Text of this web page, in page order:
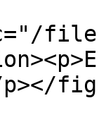
files/